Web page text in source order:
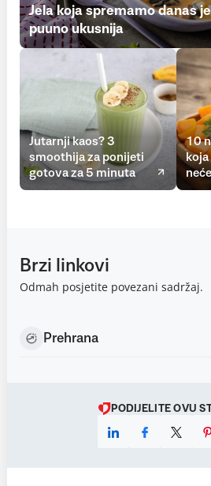
Jela koja spremamo danas
puuno ukusnija
Jutarnji kaos? 3
smoothija za ponijeti
gotova za 5 minuta
10
koja
Brzi linkovi
Odmah posjetite povezani sadržaj.
Prehrana
PODIJELITE OVU